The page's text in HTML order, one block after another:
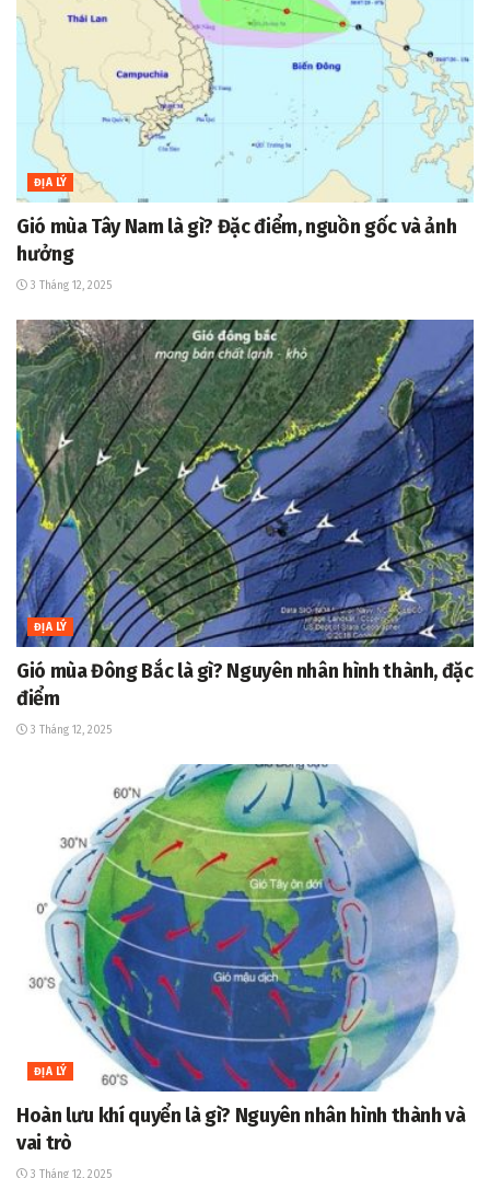
ĐỊA LÝ
Gió mùa Tây Nam là gì? Đặc điểm, nguồn gốc và ảnh
hưởng
3 Tháng 12, 2025
ĐỊA LÝ
Gió mùa Đông Bắc là gì? Nguyên nhân hình thành, đặc
điểm
3 Tháng 12, 2025
ĐỊA LÝ
Hoàn lưu khí quyển là gì? Nguyên nhân hình thành và
vai trò
3 Tháng 12, 2025